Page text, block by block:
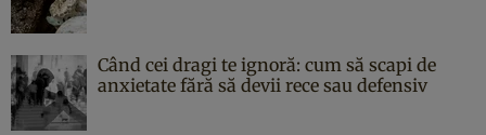
Când cei dragi te ignoră: cum să scapi de
anxietate fără să devii rece sau defensiv